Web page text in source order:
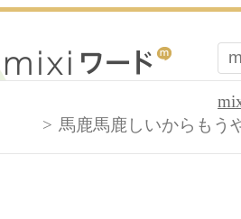
馬鹿馬鹿しいからもう